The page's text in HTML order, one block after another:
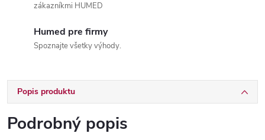
zákazníkmi HUMED
Humed pre firmy
Spoznajte všetky výhody.
Popis produktu
Podrobný popis